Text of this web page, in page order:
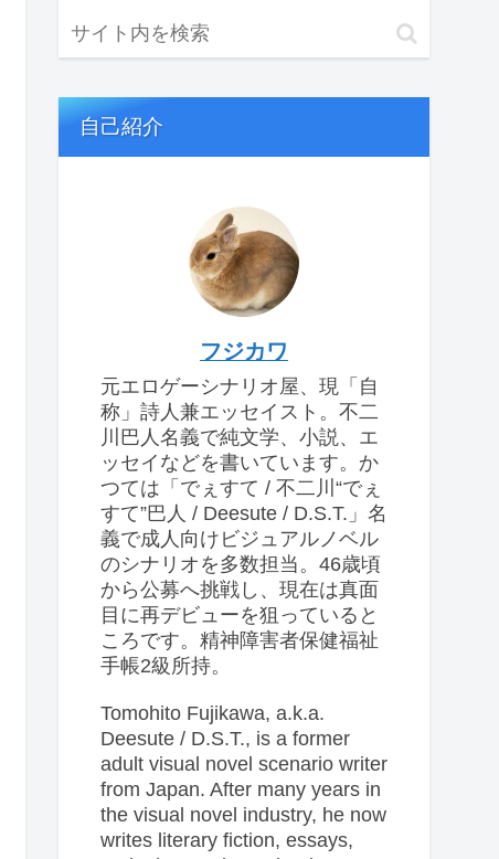
自己紹介
フジカワ
元エロゲーシナリオ屋、現「自
称」詩人兼エッセイスト。不二
川巴人名義で純文学、小説、エ
ッセイなどを書いています。か
つては「でぇすて / 不二川“でぇ
すて”巴人 / Deesute / D.S.T.」名
義で成人向けビジュアルノベル
のシナリオを多数担当。46歳頃
から公募へ挑戦し、現在は真面
目に再デビューを狙っていると
ころです。精神障害者保健福祉
手帳2級所持。
Tomohito Fujikawa, a.k.a.
Deesute / D.S.T., is a former
adult visual novel scenario writer
from Japan. After many years in
the visual novel industry, he now
writes literary fiction, essays,